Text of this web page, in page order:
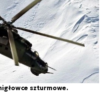
szturmowe.